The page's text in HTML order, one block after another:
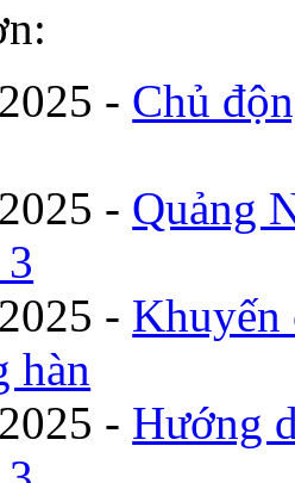
- Chủ
- Quảng
- Khuyến
hàn
- Hướng